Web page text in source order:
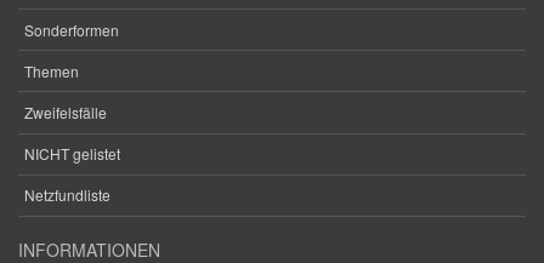
Sonderformen
Themen
Zweifelsfälle
NICHT gelistet
Netzfundliste
INFORMATIONEN